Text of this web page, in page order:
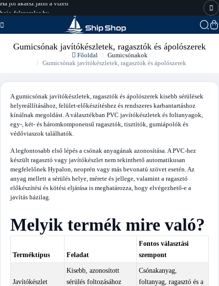
hajo-felszereles.hu
Gumicsónak javítókészletek, ragasztók és ápolószerek
Főoldal
Gumicsónakok
Gumicsónak javítókészletek, ragasztók és ápolószerek
A gumicsónak javítókészletek, ragasztók és ápolószerek kisebb sérülések
helyreállításához, felület-előkészítéshez és rendszeres karbantartáshoz
kínálnak megoldást. A választékban PVC javítókészletek és foltanyagok,
egy-, két- és háromkomponensű ragasztók, tisztítók, gumiápolók és
védőviaszok találhatók.
A legfontosabb első lépés a csónak anyagának azonosítása. A PVC-hez
készült ragasztó vagy javítókészlet nem tekinthető automatikusan
megfelelőnek Hypalon, neoprén vagy más bevonatú szövet esetén. Az
anyag mellett a sérülés helye, mérete és jellege, valamint a ragasztó
előkészítési és kötési eljárása is meghatározza, hogy elvégezhető-e a
javítás házilag.
Melyik termék mire való?
Terméktípus Feladat
Fontos választási
szempont
Javítókészlet
Kisebb, azonosított
sérülés foltozásához
Csónakanyag,
foltanyag, ragasztó és a